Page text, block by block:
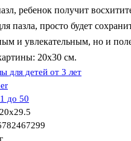
ребенок получит
пазла, просто будет
и увлекательным, но и
20х30 см.
для детей от 3 лет
до 50